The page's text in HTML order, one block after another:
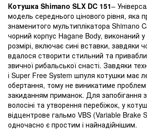
Котушка Shimano SLX DC 151–
модель середнього цінового рівня, яка
знаменитого мультиплікатора Shimano
чорний корпус Hagane Body, виконаний
розмірі, включає сині вставки, завдяки
вдалося створити стильний та
звичної рибальської снасті. Завдяки
і Super Free System шпуля котушки має
обертання, тому не виникатиме проблем
закиданням приманок. Для запобігання
волосіні та утворення перебіжок, у
відцентрове гальмо VBS (Variable Brake
одночасно є простим і найнадійнішим.